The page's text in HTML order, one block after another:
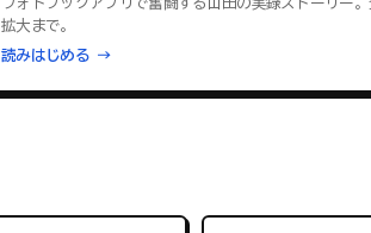
拡大まで。
読みはじめる →